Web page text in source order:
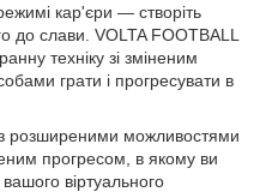
кар'єри — створіть
до слави. VOLTA FOOTBALL
техніку зі зміненим
грати і прогресувати в
розширеними можливостями
прогресом, в якому ви
віртуального